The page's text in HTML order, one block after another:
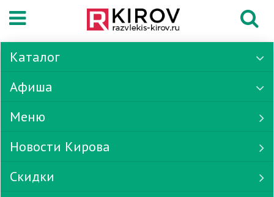
Каталог
Афиша
Меню
Новости Кирова
Скидки